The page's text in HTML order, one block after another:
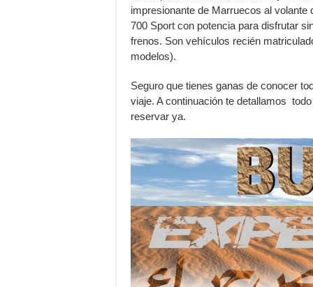
impresionante de Marruecos al volante
700 Sport con potencia para disfrutar
frenos. Son vehículos recién
modelos).
Seguro que tienes ganas de conocer
viaje. A continuación te detallamos
reservar ya.